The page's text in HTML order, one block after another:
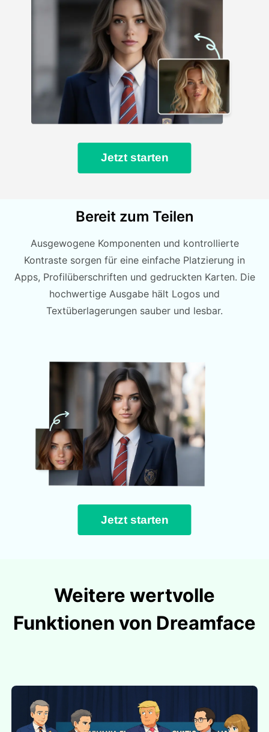
Jetzt starten
Bereit zum Teilen
Ausgewogene Komponenten und kontrollierte
Kontraste sorgen für eine einfache Platzierung in
Apps, Profilüberschriften und gedruckten Karten. Die
hochwertige Ausgabe hält Logos und
Textüberlagerungen sauber und lesbar.
Jetzt starten
Weitere wertvolle
Funktionen von Dreamface